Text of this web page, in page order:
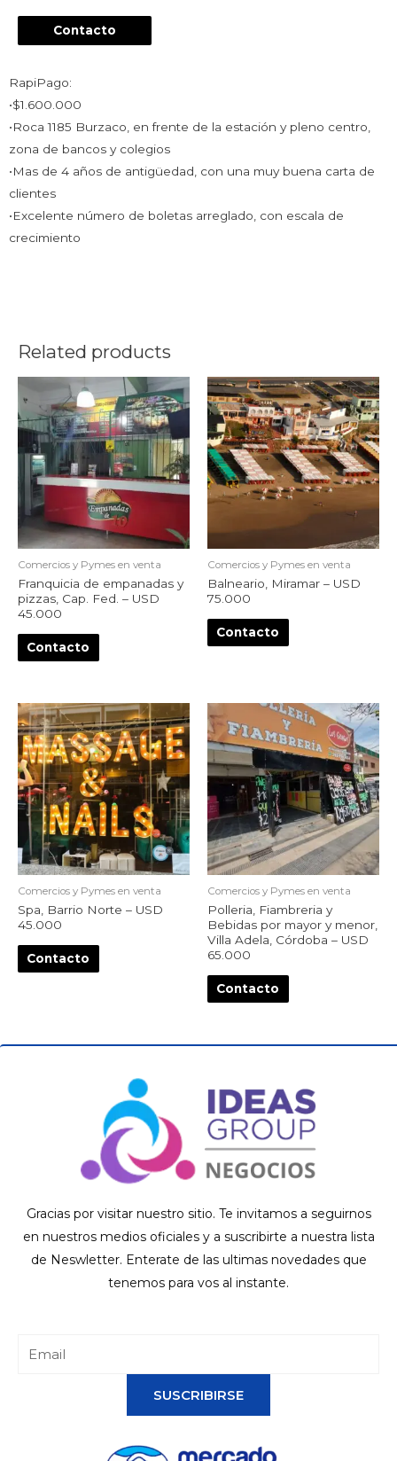
Contacto
RapiPago:
•$1.600.000
•Roca 1185 Burzaco, en frente de la estación y pleno centro,
zona de bancos y colegios
•Mas de 4 años de antigüedad, con una muy buena carta de
clientes
•Excelente número de boletas arreglado, con escala de
crecimiento
Related products
Comercios y Pymes en venta
Franquicia de empanadas y
pizzas, Cap. Fed. – USD
45.000
Contacto
Comercios y Pymes en venta
Balneario, Miramar – USD
75.000
Contacto
Comercios y Pymes en venta
Spa, Barrio Norte – USD
45.000
Contacto
Comercios y Pymes en venta
Polleria, Fiambreria y
Bebidas por mayor y menor,
Villa Adela, Córdoba – USD
65.000
Contacto
Gracias por visitar nuestro sitio. Te invitamos a seguirnos
en nuestros medios oficiales y a suscribirte a nuestra lista
de Neswletter. Enterate de las ultimas novedades que
tenemos para vos al instante.
SUSCRIBIRSE